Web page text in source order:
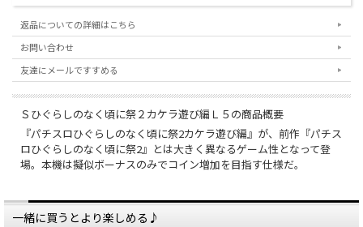
返品についての詳細はこちら
お問い合わせ
友達にメールですすめる
Ｓひぐらしのなく頃に祭２カケラ遊び編Ｌ５の商品概要
『パチスロひぐらしのなく頃に祭2カケラ遊び編』が、前作『パチス
ロひぐらしのなく頃に祭2』とは大きく異なるゲーム性となって登
場。本機は擬似ボーナスのみでコイン増加を目指す仕様だ。
一緒に買うとより楽しめる♪